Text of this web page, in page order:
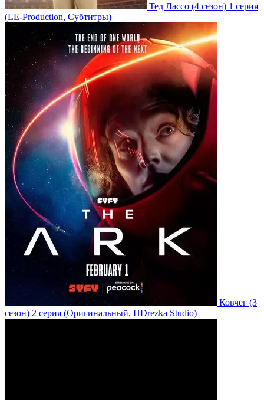
Тед Лассо (4 сезон) 1 серия
(LE-Production, Субтитры)
Ковчег (3
сезон) 2 серия (Оригинальный, HDrezka Studio)